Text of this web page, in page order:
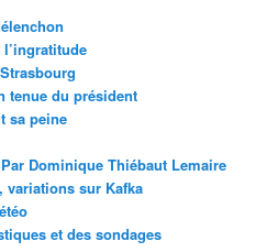
tenue du président
sa peine
Dominique Thiébaut Lemaire
sur Kafka
et des sondages